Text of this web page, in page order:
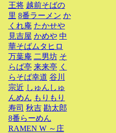
王将 越前そばの
里 8番ラーメン か
くれ庵 たかせや
見吉屋 かめや 中
華そばムタヒロ
万葉庵 二男坊 そ
らば亭 来来亭 く
らそば幸道 谷川
宗近 しゅんしゅ
んめん もりもり
寿司 秋吉 勘太郎
8番らーめん
RAMEN W ～庄